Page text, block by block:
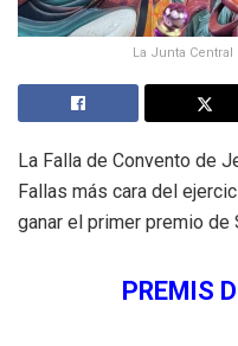
La Junta
La Falla de Convento de
Fallas más cara del
ganar el primer premio de
PREMIS